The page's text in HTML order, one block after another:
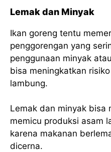
Lemak dan Minyak
Ikan goreng tentu
penggorengan yang
penggunaan minyak
bisa meningkatkan
lambung.
Lemak dan minyak bisa
memicu produksi asam
karena makanan
dicerna.